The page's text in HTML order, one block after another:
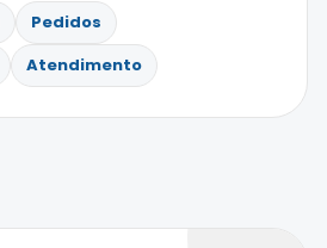
Pedidos
Atendimento